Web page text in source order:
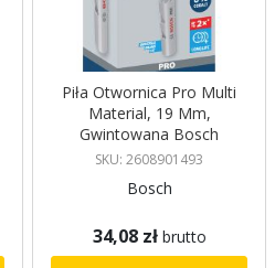
Piła Otwornica Pro Multi
Material, 19 Mm,
Gwintowana Bosch
SKU: 2608901493
Bosch
34,08 zł brutto